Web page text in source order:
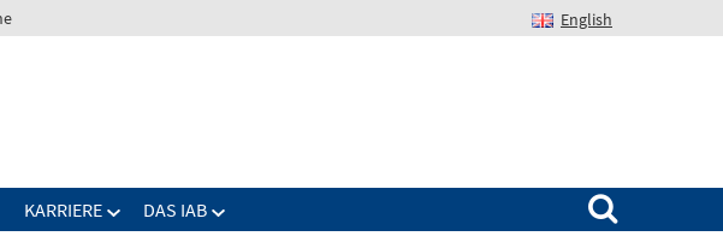
English
KARRIERE DAS IAB
Suchen nach: